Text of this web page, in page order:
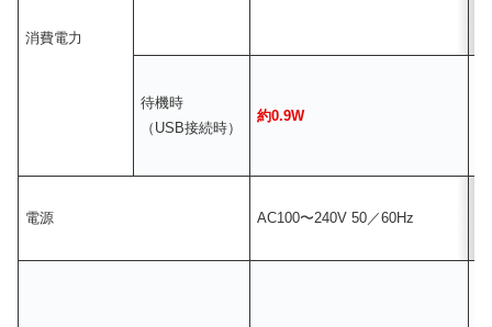
消費電力
待機時
（USB接続時）
約0.9W
電源 AC100〜240V 50／60Hz